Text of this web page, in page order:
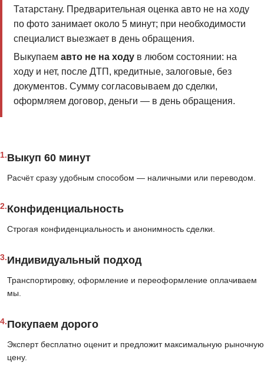
Татарстану. Предварительная оценка авто не на ходу
по фото занимает около 5 минут; при необходимости
специалист выезжает в день обращения.
Выкупаем авто не на ходув любом состоянии: на
ходу и нет, после ДТП, кредитные, залоговые, без
документов. Сумму согласовываем до сделки,
оформляем договор, деньги — в день обращения.
1.Выкуп 60 минут
Расчёт сразу удобным способом — наличными или переводом.
2.Конфиденциальность
Строгая конфиденциальность и анонимность сделки.
3.Индивидуальный подход
Транспортировку, оформление и переоформление оплачиваем
мы.
4.Покупаем дорого
Эксперт бесплатно оценит и предложит максимальную рыночную
цену.